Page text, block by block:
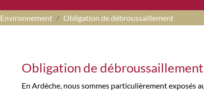
Environnement Obligation de débroussaillement
Obligation de débroussaillement
En Ardèche, nous sommes particulièrement exposés